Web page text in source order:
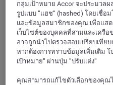
กลุ่มเป้าหมาย Accor จะประมวล
รูปแบบ "แฮช" (hashed) โดยเชื่อ
และข้อมูลสมาชิกของคุณ เพื่อแส
เว็บไซต์ของบุคคลที่สามและเครื
อาจถูกนำไปตรวจสอบเปรียบเที
หากต้องการทราบข้อมูลเพิ่มเติม
เป้าหมาย" ผ่านปุ่ม "ปรับแต่ง"
คุณสามารถแก้ไขตัวเลือกของคุณ